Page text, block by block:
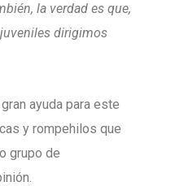
la verdad es que,
dirigimos
ayuda para este
y rompehilos que
grupo de